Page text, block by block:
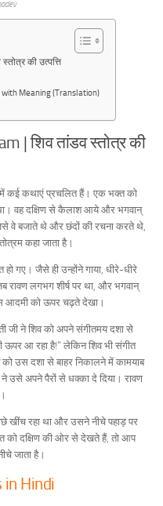
की उत्पत्ति
with Meaning (Translation)
| शिव तांडव स्तोत्र की
में कई कथाएं प्रचलित हैं। एक भक्त को
वह दक्षिण से कैलाश आये और भगवान्
वे बजाते थे और छंदों की रचना करते थे,
कहा जाता है।
गए। जैसे ही उन्होंने गाया, धीरे-धीरे
रावण लगभग शीर्ष पर था, और भगवान्
आदमी को ऊपर चढ़ते देखा।
जी ने शिव को अपने संगीतमय दशा से
ऊपर आ रहा है!” लेकिन शिव भी संगीत
उस दशा से बाहर निकालने में कामयाब
ने उसे अपने पैरों से धक्का दे दिया। रावण
खींच रहा था और उसने नीचे पहाड़ पर
को दक्षिण की ओर से देखते हैं, तो आप
जाता है।
in Hindi